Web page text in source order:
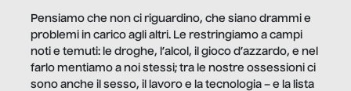
Pensiamo che non ci riguardino, che siano drammi e
problemi in carico agli altri. Le restringiamo a campi
noti e temuti: le droghe, l’alcol, il gioco d’azzardo, e nel
farlo mentiamo a noi stessi; tra le nostre ossessioni ci
sono anche il sesso, il lavoro e la tecnologia – e la lista